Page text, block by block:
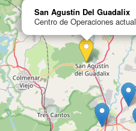
San Agustín Del Guadalix
Centro de Operaciones actual